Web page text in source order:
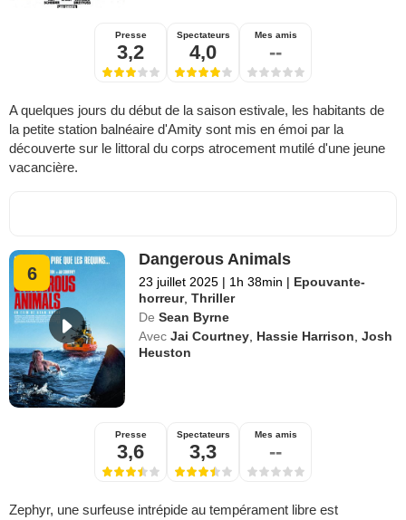
Presse
3,2
Spectateurs
4,0
Mes amis
--
A quelques jours du début de la saison estivale, les habitants de
la petite station balnéaire d'Amity sont mis en émoi par la
découverte sur le littoral du corps atrocement mutilé d'une jeune
vacancière.
6
Dangerous Animals
23 juillet 2025 | 1h 38min | Epouvante-
horreur,Thriller
De Sean Byrne
Avec Jai Courtney Hassie Harrison ,Josh
Heuston
Presse
3,6
Spectateurs
3,3
Mes amis
--
Zephyr, une surfeuse intrépide au tempérament libre est